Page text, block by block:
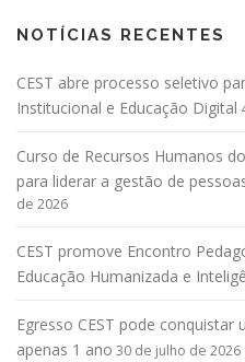
NOTÍCIAS RECENTES
CEST abre processo seletivo
Institucional e Educação Digital
Curso de Recursos Humanos
para liderar a gestão de
de 2026
CEST promove Encontro
Educação Humanizada e
Egresso CEST pode
apenas 1 ano 30 de julho de 2026